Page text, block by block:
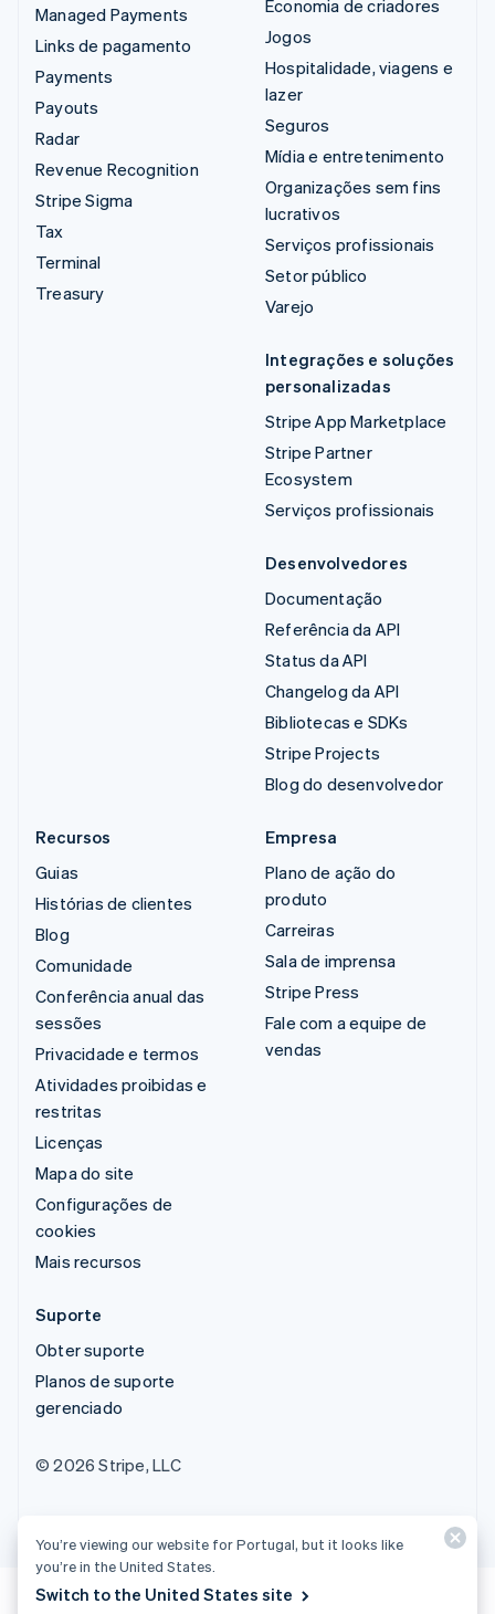
Managed Payments
Links de pagamento
Payments
Payouts
Radar
Revenue Recognition
Stripe Sigma
Tax
Terminal
Treasury
Economia de criadores
Jogos
Hospitalidade, viagens e
lazer
Seguros
Mídia e entretenimento
Organizações sem fins
lucrativos
Serviços profissionais
Setor público
Varejo
Integrações e soluções
personalizadas
Stripe App Marketplace
Stripe Partner
Ecosystem
Serviços profissionais
Desenvolvedores
Documentação
Referência da API
Status da API
Changelog da API
Bibliotecas e SDKs
Stripe Projects
Blog do desenvolvedor
Recursos
Guias
Histórias de clientes
Blog
Comunidade
Conferência anual das
sessões
Privacidade e termos
Atividades proibidas e
restritas
Licenças
Mapa do site
Configurações de
cookies
Mais recursos
Empresa
Plano de ação do
produto
Carreiras
Sala de imprensa
Stripe Press
Fale com a equipe de
vendas
Suporte
Obter suporte
Planos de suporte
gerenciado
© 2026 Stripe, LLC
You’re viewing our website for Portugal, but it looks like
you’re in the United States.
Switch to the United States site